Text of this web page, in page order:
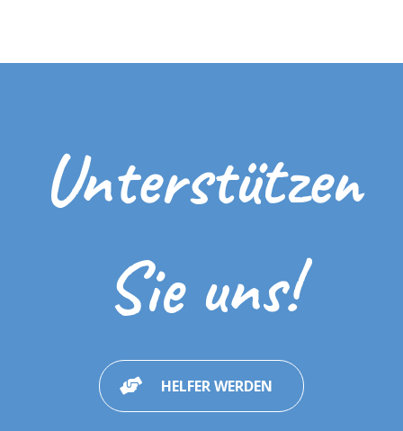
Schule und Bildung
Pubertät / Sexualität
Wie man Autismus den Personen mit Autismus erklären kann
Wie man Autismus den Geschwistern und Gleichaltrigen eines Kindes
mit Autismus erklärt
Multimedia
Hilfsmittel und Piktogramme
Unterstützen
Sie uns!
HELFER WERDEN